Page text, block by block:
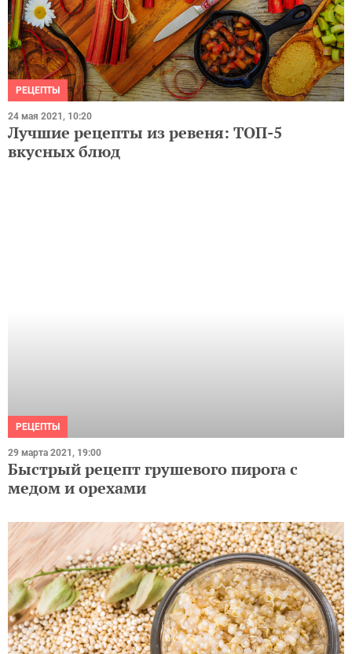
РЕЦЕПТЫ
24 мая 2021, 10:20
Лучшие рецепты из ревеня: ТОП-5
вкусных блюд
РЕЦЕПТЫ
Быстрый рецепт грушевого пирога с
медом и орехами